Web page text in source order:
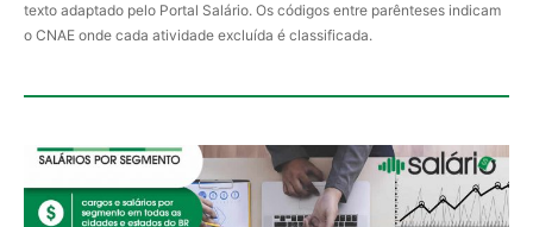
texto adaptado pelo Portal Salário. Os códigos entre parênteses indicam
o CNAE onde cada atividade excluída é classificada.